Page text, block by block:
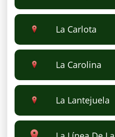
La Carlota
La Carolina
La Lantejuela